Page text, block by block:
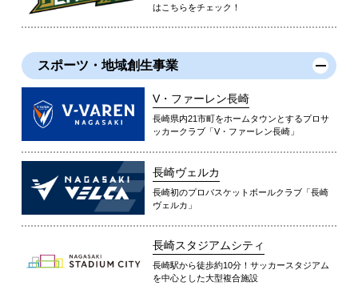
はこちらをチェック！
スポーツ・地域創生事業
V・ファーレン長崎
長崎県内21市町をホームタウンとするプロサ
ッカークラブ「V・ファーレン長崎」
長崎ヴェルカ
長崎初のプロバスケットボールクラブ「長崎
ヴェルカ」
長崎スタジアムシティ
長崎駅から徒歩約10分！サッカースタジアム
を中心とした大型複合施設